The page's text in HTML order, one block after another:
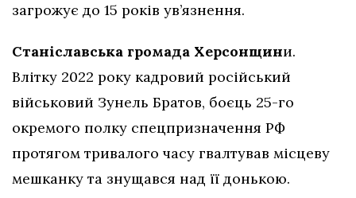
загрожує до 15 років ув’язнення.
Станіславська громада Херсонщини.
Влітку 2022 року кадровий російський
військовий Зунель Братов, боєць 25-го
окремого полку спецпризначення РФ
протягом тривалого часу гвалтував місцеву
мешканку та знущався над її донькою.